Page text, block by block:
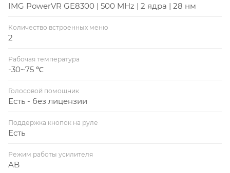
IMG PowerVR GE8300 | 500 MHz | 2 ядра | 28 нм
Количество встроенных меню
2
Рабочая температура
-30~75 ℃
Голосовой помощник
Есть - без лицензии
Поддержка кнопок на руле
Есть
Режим работы усилителя
AB